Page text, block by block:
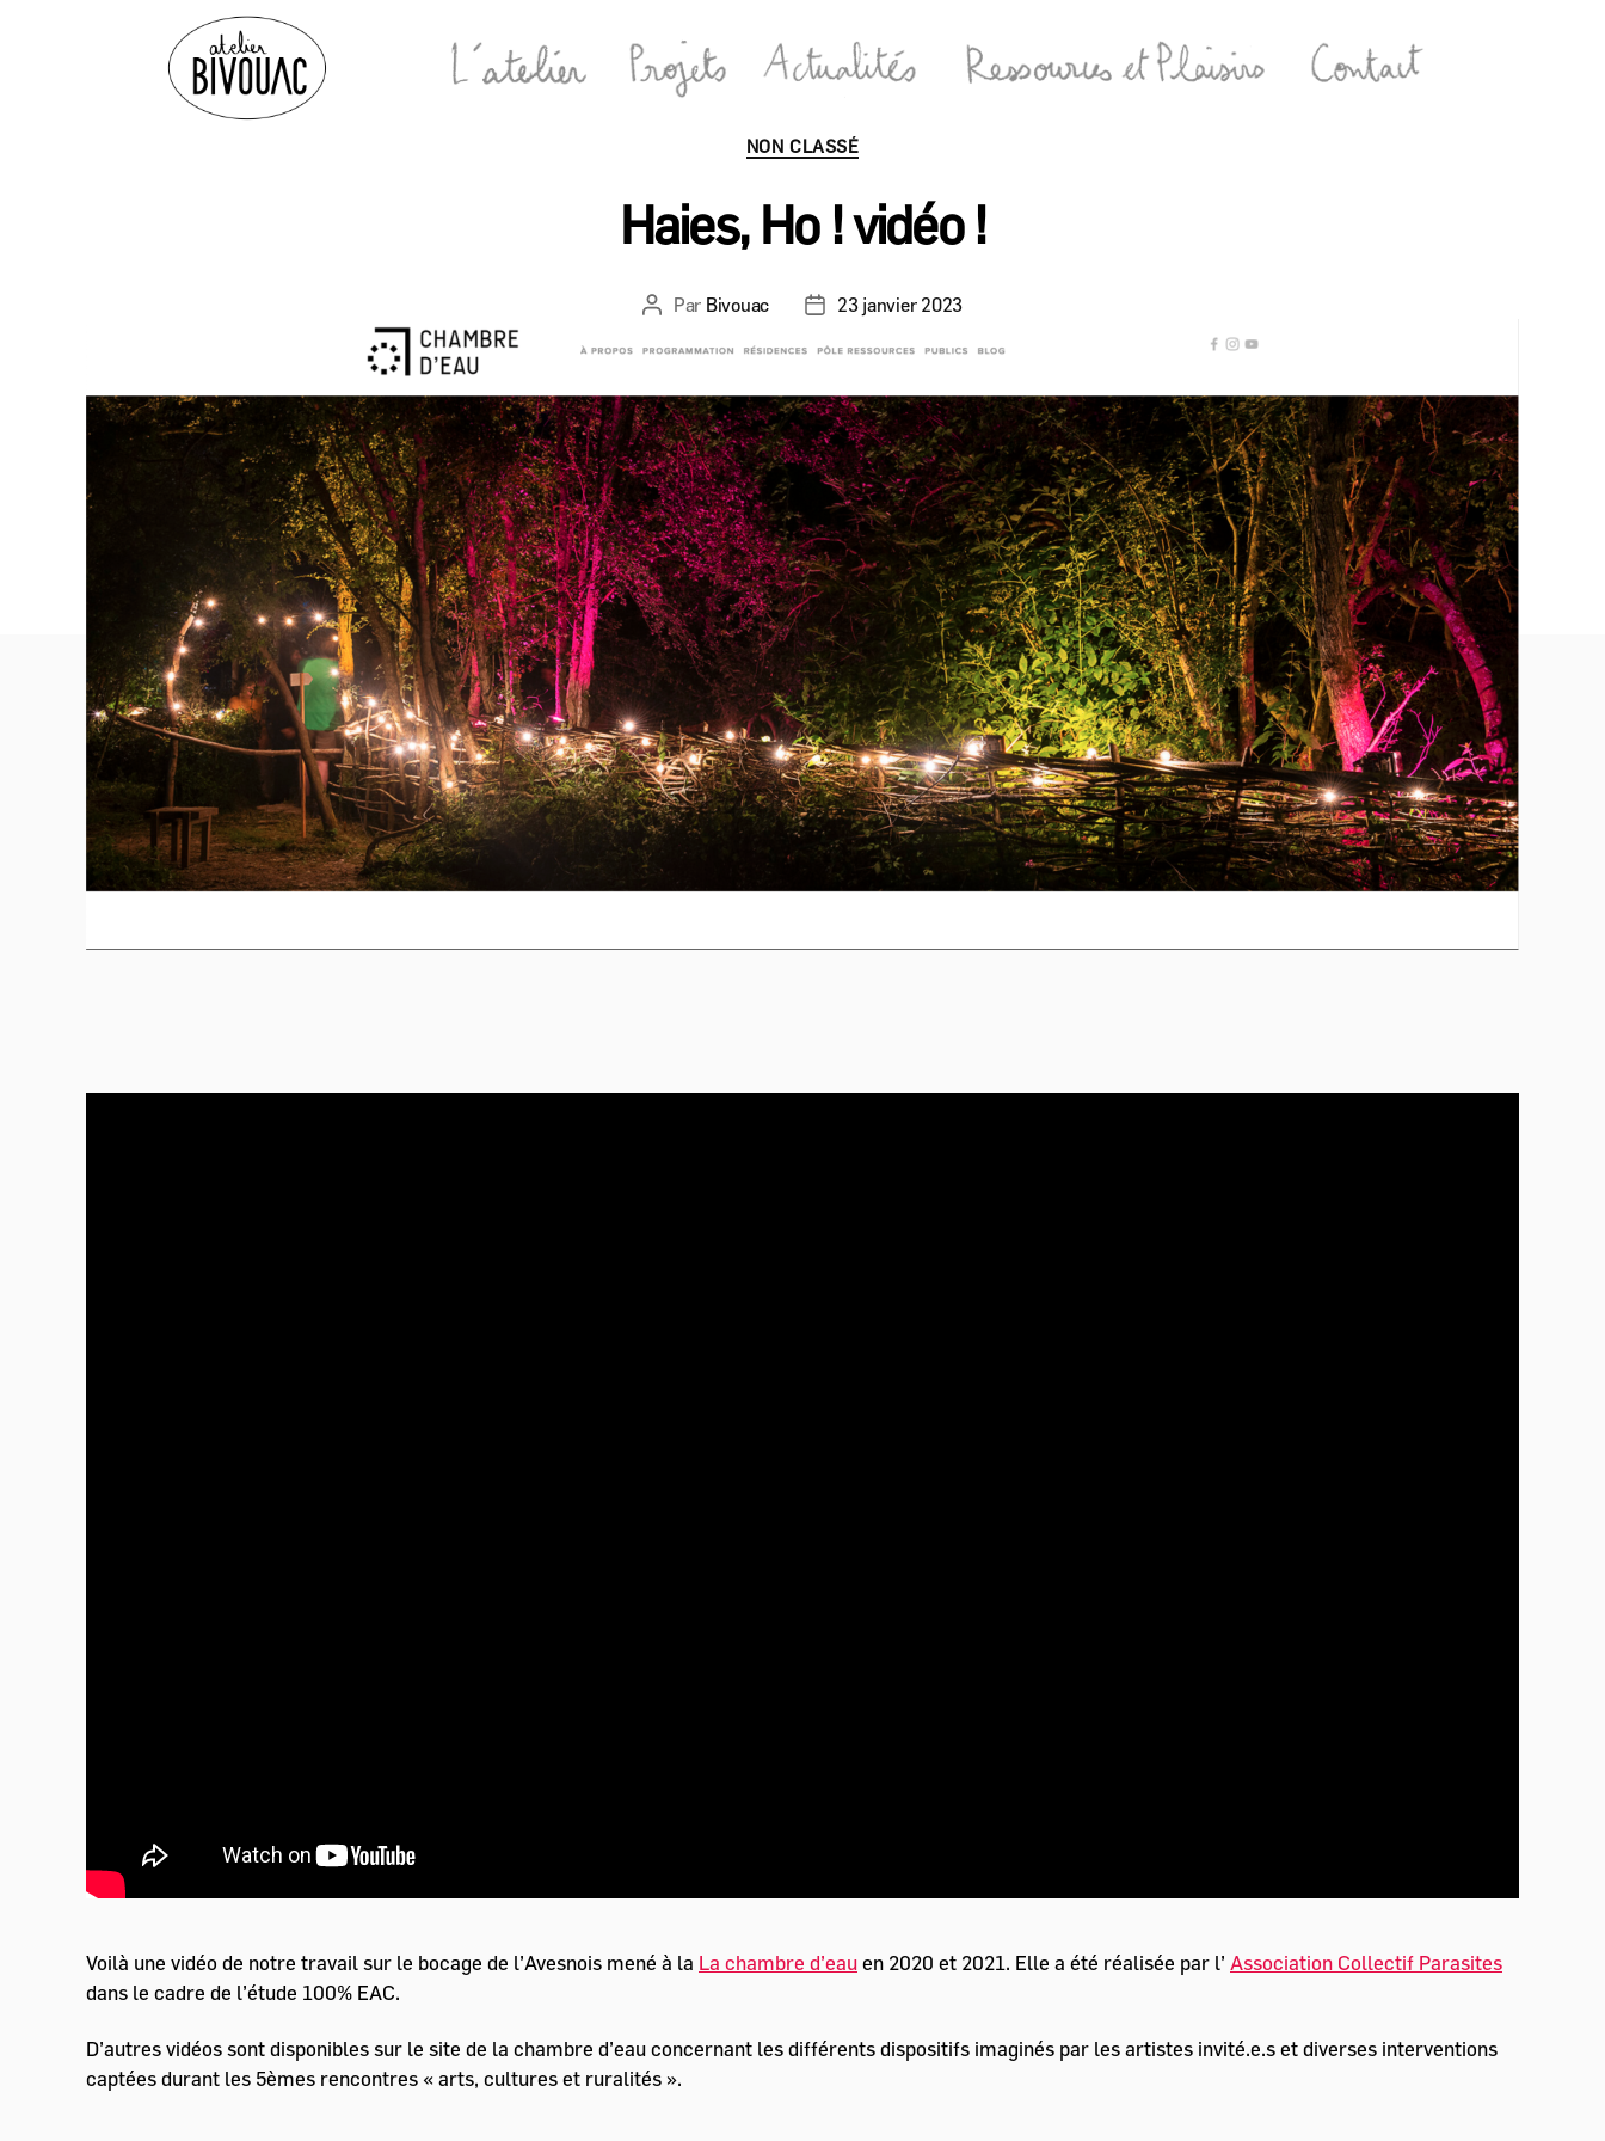
Catégories
NON CLASSÉ
Haies, Ho ! vidéo !
Auteur
Par Bivouac
Date23 janvier 2023
Voilà une vidéo de notre travail sur le bocage de l’Avesnois mené à la La chambre d’eau en 2020 et 2021. Elle a été réalisée par l’ Association Collectif Parasites
dans le cadre de l’étude 100% EAC.
D’autres vidéos sont disponibles sur le site de la chambre d’eau concernant les différents dispositifs imaginés par les artistes invité.e.s et diverses interventions
captées durant les 5èmes rencontres « arts, cultures et ruralités ».